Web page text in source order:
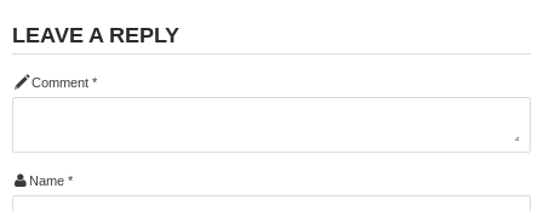
LEAVE A REPLY
Comment *
Name *